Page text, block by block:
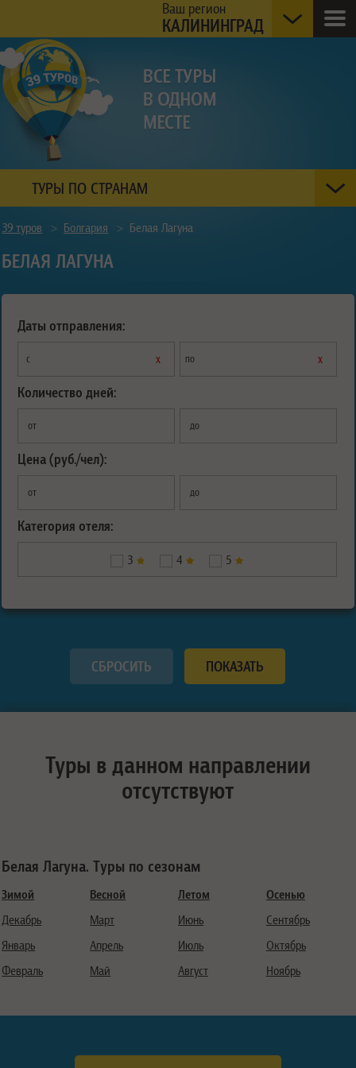
Ваш регион
КАЛИНИНГРАД
ТУРЫ ПО СТРАНАМ
39 туров > Болгария > Белая Лагуна
БЕЛАЯ ЛАГУНА
Даты отправления:
с х по х
Количество дней:
от до
Цена (руб./чел):
от до
Категория отеля:
3 4 5
Туры в данном направлении
отсутствуют
Белая Лагуна. Туры по сезонам
Зимой
Декабрь
Январь
Февраль
Весной
Март
Апрель
Май
Летом
Июнь
Июль
Август
Осенью
Сентябрь
Октябрь
Ноябрь